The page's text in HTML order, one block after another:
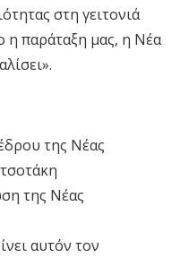
στη γειτονιά
η παράταξη μας, η Νέα
της Νέας
της Νέας
αυτόν τον